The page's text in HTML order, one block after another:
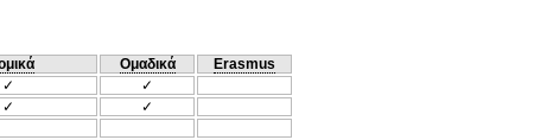
Ομαδικά
Erasmus
✓
✓
✓
✓